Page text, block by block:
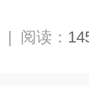
| 阅读：